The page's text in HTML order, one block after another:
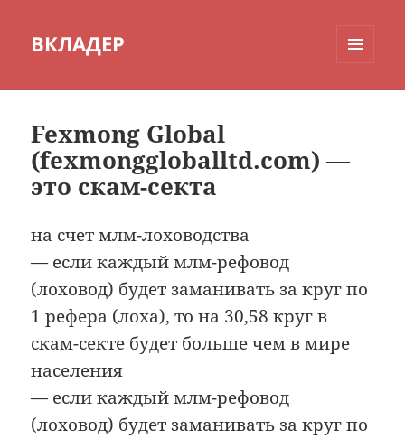
ВКЛАДЕР
Fexmong Global
(fexmonggloballtd.com) —
это скам-секта
на счет млм-лоховодства
— если каждый млм-рефовод
(лоховод) будет заманивать за круг по
1 рефера (лоха), то на 30,58 круг в
скам-секте будет больше чем в мире
населения
— если каждый млм-рефовод
(лоховод) будет заманивать за круг по